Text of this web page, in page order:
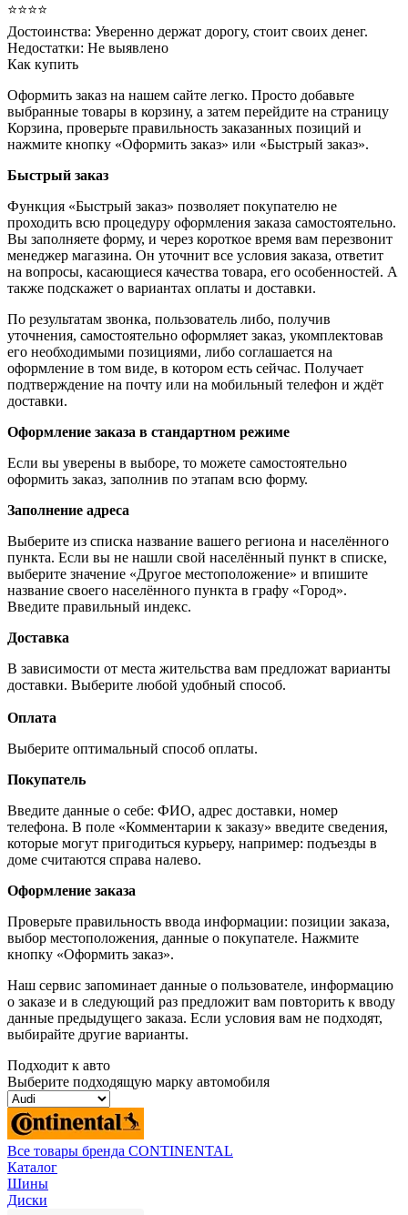
⭐⭐⭐⭐
Достоинства: Уверенно держат дорогу, стоит своих денег.
Недостатки: Не выявлено
Как купить
Оформить заказ на нашем сайте легко. Просто добавьте
выбранные товары в корзину, а затем перейдите на страницу
Корзина, проверьте правильность заказанных позиций и
нажмите кнопку «Оформить заказ» или «Быстрый заказ».
Быстрый заказ
Функция «Быстрый заказ» позволяет покупателю не
проходить всю процедуру оформления заказа самостоятельно.
Вы заполняете форму, и через короткое время вам перезвонит
менеджер магазина. Он уточнит все условия заказа, ответит
на вопросы, касающиеся качества товара, его особенностей. А
также подскажет о вариантах оплаты и доставки.
По результатам звонка, пользователь либо, получив
уточнения, самостоятельно оформляет заказ, укомплектовав
его необходимыми позициями, либо соглашается на
оформление в том виде, в котором есть сейчас. Получает
подтверждение на почту или на мобильный телефон и ждёт
доставки.
Оформление заказа в стандартном режиме
Если вы уверены в выборе, то можете самостоятельно
оформить заказ, заполнив по этапам всю форму.
Заполнение адреса
Выберите из списка название вашего региона и населённого
пункта. Если вы не нашли свой населённый пункт в списке,
выберите значение «Другое местоположение» и впишите
название своего населённого пункта в графу «Город».
Введите правильный индекс.
Доставка
В зависимости от места жительства вам предложат варианты
доставки. Выберите любой удобный способ.
Оплата
Выберите оптимальный способ оплаты.
Покупатель
Введите данные о себе: ФИО, адрес доставки, номер
телефона. В поле «Комментарии к заказу» введите сведения,
которые могут пригодиться курьеру, например: подъезды в
доме считаются справа налево.
Оформление заказа
Проверьте правильность ввода информации: позиции заказа,
выбор местоположения, данные о покупателе. Нажмите
кнопку «Оформить заказ».
Наш сервис запоминает данные о пользователе, информацию
о заказе и в следующий раз предложит вам повторить к вводу
данные предыдущего заказа. Если условия вам не подходят,
выбирайте другие варианты.
Подходит к авто
Выберите подходящую марку автомобиля
Все товары бренда CONTINENTAL
Каталог
Шины
Диски